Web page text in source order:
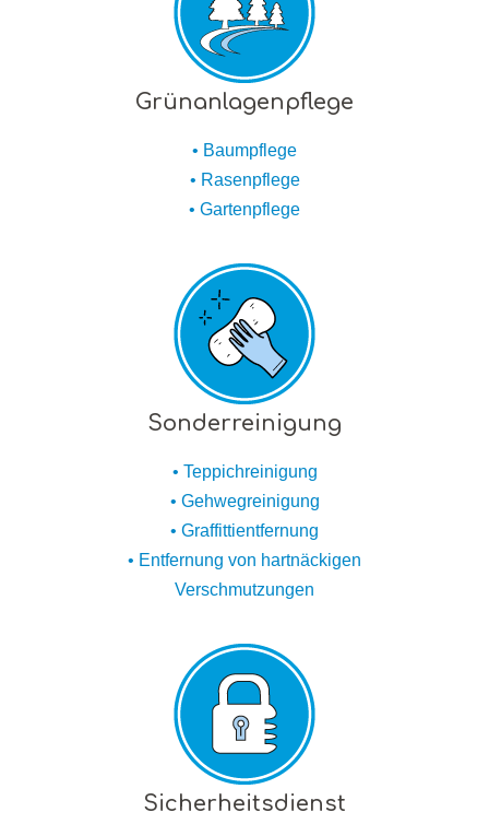
Grünanlagenpflege
• Baumpflege
• Rasenpflege
• Gartenpflege
Sonderreinigung
• Teppichreinigung
• Gehwegreinigung
• Graffittientfernung
• Entfernung von hartnäckigen
Verschmutzungen
Sicherheitsdienst